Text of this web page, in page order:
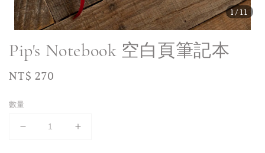
1/11
Pip's Notebook 空白頁筆記本
Regular
NT$ 270
數量